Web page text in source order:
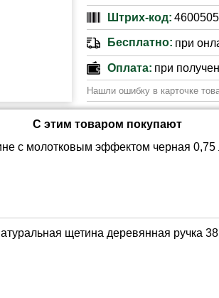
Штрих-код:
Бесплатно: при
Оплата: при
Нашли ошибку в карточке
С этим товаром покупают
с молотковым эффектом черная 0,75
щетина деревянная ручка